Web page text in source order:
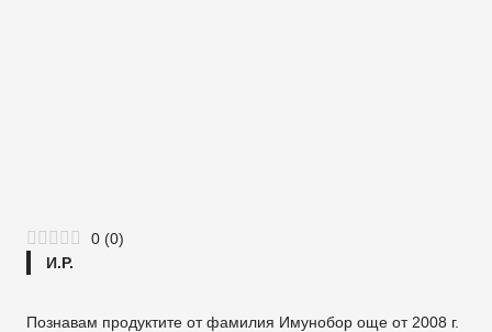
0 (0)
И.Р.
Познавам продуктите от фамилия Имунобор още от 2008 г.